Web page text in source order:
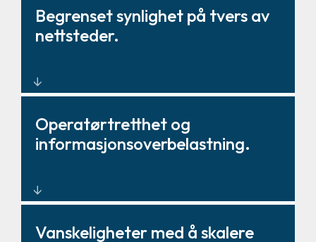
Sanntidsvarsler, arbeidsflyter og
koordinerte responsverktøy.
Begrenset synlighet på tvers av
nettsteder.
Bedriftsomfattende overvåking
fra ett enkelt SOC-miljø.
Operatørtretthet og
informasjonsoverbelastning.
Spesialbygd visualisering som
Vanskeligheter med å skalere